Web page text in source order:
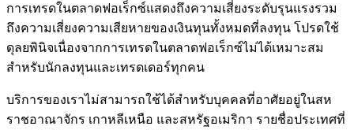
การเทรดในตลาดฟอเร็กซ์แสดงถึงความเสี่ยงระดับรุนแรงรวม
ถึงความเสี่ยงความเสียหายของเงินทุนทั้งหมดที่ลงทุน โปรดใช้
ดุลยพินิจเนื่องจากการเทรดในตลาดฟอเร็กซ์ไม่ได้เหมาะสม
สำหรับนักลงทุนและเทรดเดอร์ทุกคน
บริการของเราไม่สามารถใช้ได้สำหรับบุคคลที่อาศัยอยู่ในสห
ราชอาณาจักร เกาหลีเหนือ และสหรัฐอเมริกา รายชื่อประเทศที่